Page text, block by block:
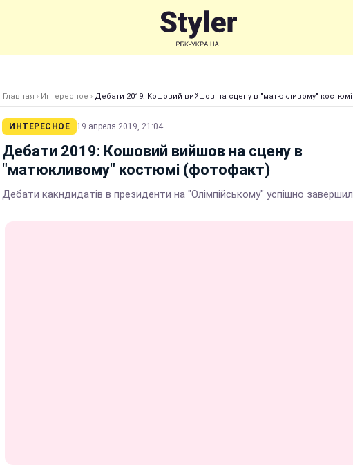
Главная › Интересное › Дебати 2019: Кошовий вийшов на сцену в "матюкливому"
ИНТЕРЕСНОЕ 19 апреля 2019, 21:04
Дебати 2019: Кошовий вийшов на сцену в
"матюкливому" костюмі (фотофакт)
Дебати какндидатів в президенти на "Олімпійському" успішно